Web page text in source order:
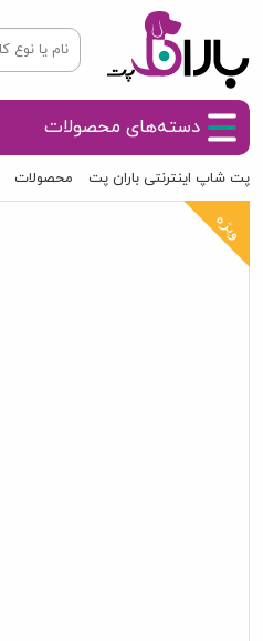
دسته‌های محصولات
پت شاپ اینترنتی باران پت محصولات
ویژه